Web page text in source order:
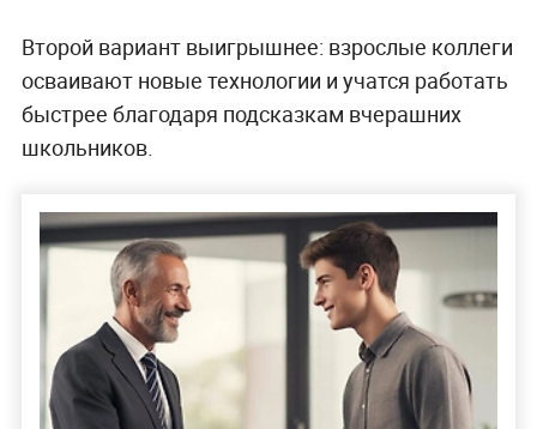
Второй вариант выигрышнее: взрослые коллеги
осваивают новые технологии и учатся работать
быстрее благодаря подсказкам вчерашних
школьников.